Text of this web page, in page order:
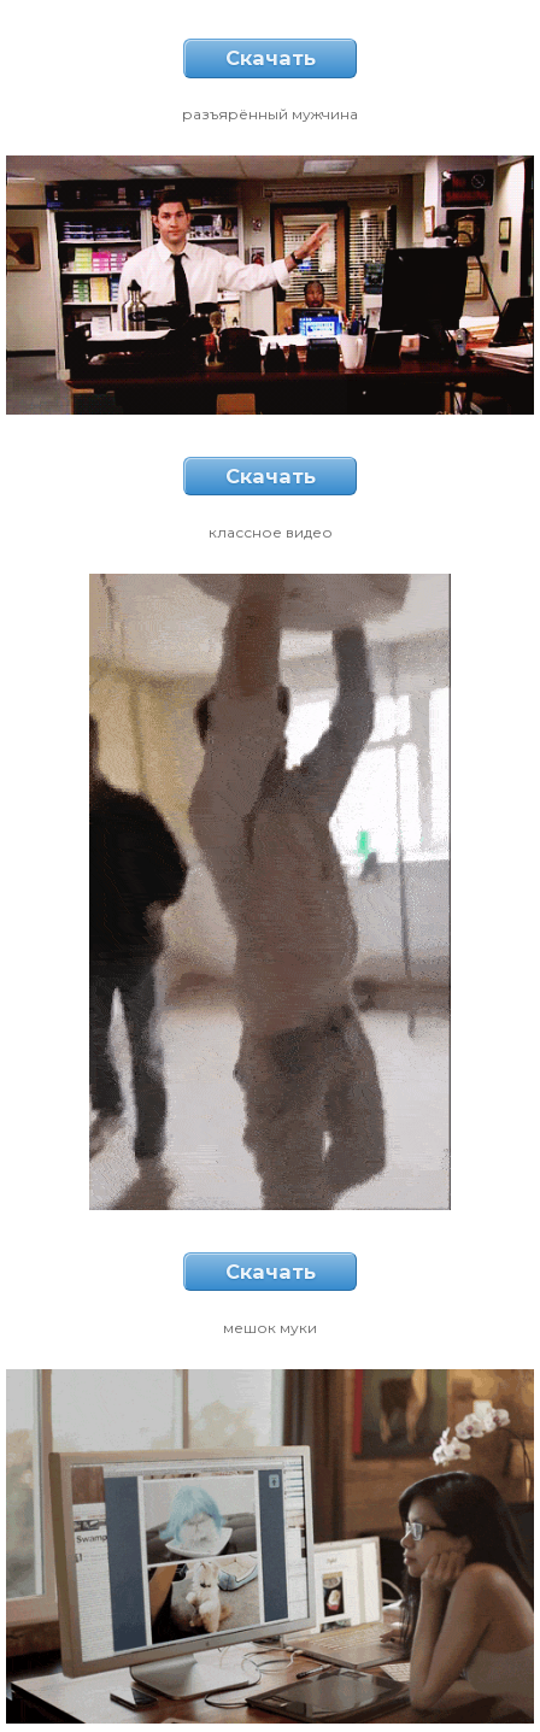
Скачать
разъярённый мужчина
Скачать
классное видео
Скачать
мешок муки